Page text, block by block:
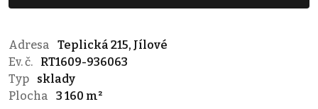
Adresa
Teplická 215, Jílové
Ev. č.
RT1609-936063
Typ
sklady
Plocha
3 160 m²